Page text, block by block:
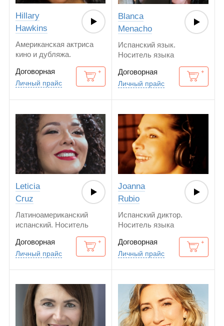
Hillary
Hawkins
Американская актриса
кино и дубляжа.
английский. Испанский
язык.
Договорная
Личный прайс
Blanca
Menacho
Испанский язык.
Носитель языка
Договорная
Личный прайс
Leticia
Cruz
Латиноамериканский
испанский. Носитель
Договорная
Личный прайс
Joanna
Rubio
Испанский диктор.
Носитель языка
Договорная
Личный прайс